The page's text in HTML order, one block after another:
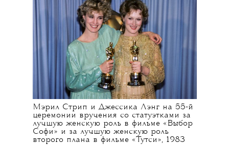
Мэрил Стрип и Джессика Лэнг на 55-й
церемонии вручения со статуэтками за
лучшую женскую роль в фильме «Выбор
Софи» и за лучшую женскую роль
второго плана в фильме «Тутси», 1983